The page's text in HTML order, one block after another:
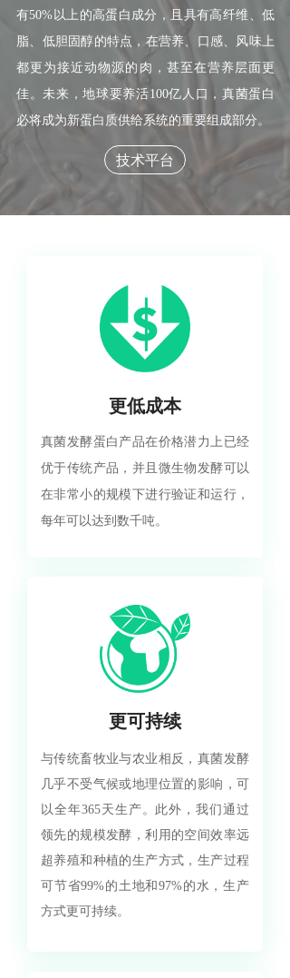
有50%以上的高蛋白成分，且具有高纤维、低
脂、低胆固醇的特点，在营养、口感、风味上
都更为接近动物源的肉，甚至在营养层面更
佳。未来，地球要养活100亿人口，真菌蛋白
必将成为新蛋白质供给系统的重要组成部分。
技术平台
更低成本
真菌发酵蛋白产品在价格潜力上已经
优于传统产品，并且微生物发酵可以
在非常小的规模下进行验证和运行，
每年可以达到数千吨。
更可持续
与传统畜牧业与农业相反，真菌发酵
几乎不受气候或地理位置的影响，可
以全年365天生产。此外，我们通过
领先的规模发酵，利用的空间效率远
超养殖和种植的生产方式，生产过程
可节省99%的土地和97%的水，生产
方式更可持续。